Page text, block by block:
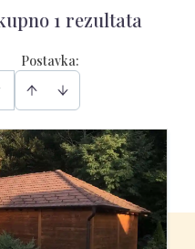
1 rezultata
Postavka: